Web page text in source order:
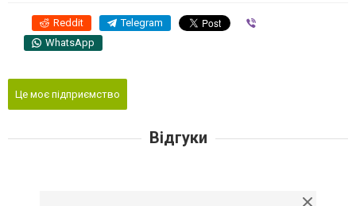
Reddit Telegram
WhatsApp
Це моє підприємство
Відгуки